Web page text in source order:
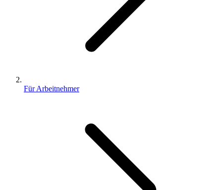
Für Arbeitnehmer